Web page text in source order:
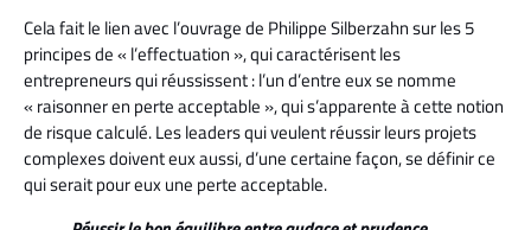
Cela fait le lien avec l’ouvrage de Philippe Silberzahn sur les 5
principes de « l’effectuation », qui caractérisent les
entrepreneurs qui réussissent : l’un d’entre eux se nomme
« raisonner en perte acceptable », qui s’apparente à cette notion
de risque calculé. Les leaders qui veulent réussir leurs projets
complexes doivent eux aussi, d’une certaine façon, se définir ce
qui serait pour eux une perte acceptable.